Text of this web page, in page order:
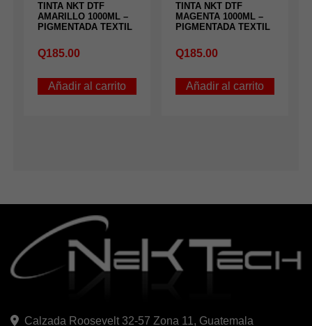
TINTA NKT DTF
AMARILLO 1000ML –
PIGMENTADA TEXTIL
Q185.00
Añadir al carrito
TINTA NKT DTF
MAGENTA 1000ML –
PIGMENTADA TEXTIL
Q185.00
Añadir al carrito
Calzada Roosevelt 32-57 Zona 11, Guatemala